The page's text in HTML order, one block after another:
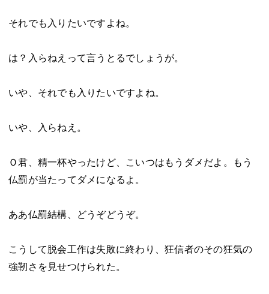
それでも入りたいですよね。
は？入らねえって言うとるでしょうが。
いや、それでも入りたいですよね。
いや、入らねえ。
Ｏ君、精一杯やったけど、こいつはもうダメだよ。もう
仏罰が当たってダメになるよ。
ああ仏罰結構、どうぞどうぞ。
こうして脱会工作は失敗に終わり、狂信者のその狂気の
強靭さを見せつけられた。